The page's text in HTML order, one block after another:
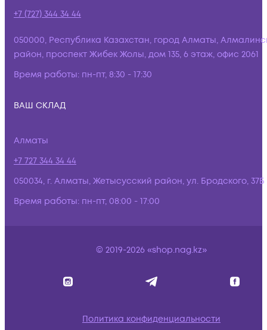
+7 (727) 344 34 44
050000, Республика Казахстан, город Алматы,
район, проспект Жибек Жолы, дом 135, 6 этаж, офис 2061
Время работы: пн-пт, 8:30 - 17:30
ВАШ СКЛАД
Алматы
+7 727 344 34 44
050034, г. Алматы, Жетысусский район, ул. Бродского, 37Б
Время работы: пн-пт, 08:00 - 17:00
© 2019-2026 «shop.nag.kz»
Политика конфиденциальности